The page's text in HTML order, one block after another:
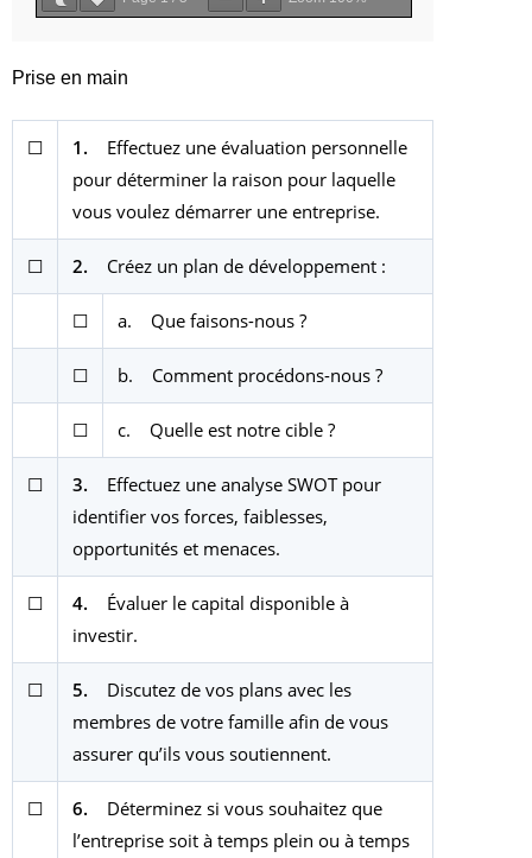
Prise en main
☐ 1. Effectuez une évaluation personnelle
pour déterminer la raison pour laquelle
vous voulez démarrer une entreprise.
☐ 2. Créez un plan de développement :
☐ a. Que faisons-nous ?
☐ b. Comment procédons-nous ?
☐ c. Quelle est notre cible ?
☐ 3. Effectuez une analyse SWOT pour
identifier vos forces, faiblesses,
opportunités et menaces.
☐ 4. Évaluer le capital disponible à
investir.
☐ 5. Discutez de vos plans avec les
membres de votre famille afin de vous
assurer qu’ils vous soutiennent.
☐ 6. Déterminez si vous souhaitez que
l’entreprise soit à temps plein ou à temps